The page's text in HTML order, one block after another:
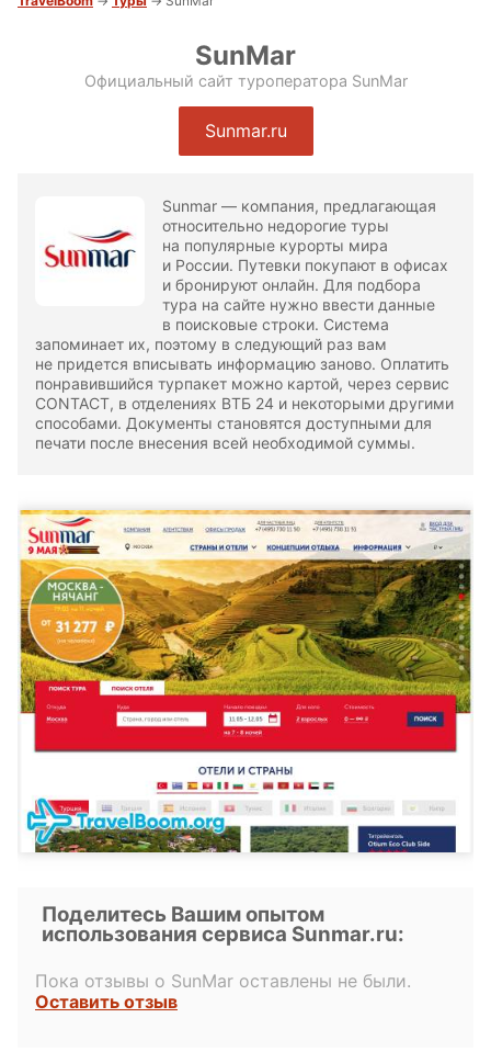
SunMar
Официальный сайт туроператора SunMar
Sunmar.ru
Sunmar — компания, предлагающая
относительно недорогие туры
на популярные курорты мира
и России. Путевки покупают в офисах
и бронируют онлайн. Для подбора
тура на сайте нужно ввести данные
в поисковые строки. Система
запоминает их, поэтому в следующий раз вам
не придется вписывать информацию заново. Оплатить
понравившийся турпакет можно картой, через сервис
CONTACT, в отделениях ВТБ 24 и некоторыми другими
способами. Документы становятся доступными для
печати после внесения всей необходимой суммы.
Поделитесь Вашим опытом
использования сервиса Sunmar.ru:
Пока отзывы о SunMar оставлены не были.
Оставить отзыв